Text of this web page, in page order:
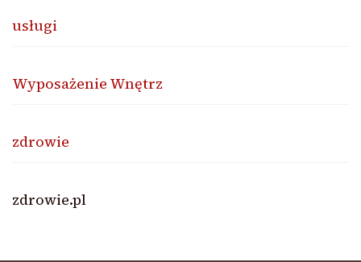
usługi
Wyposażenie Wnętrz
zdrowie
zdrowie.pl